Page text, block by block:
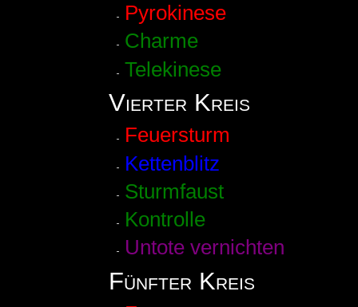
Pyrokinese
Charme
Telekinese
Vierter Kreis
Feuersturm
Kettenblitz
Sturmfaust
Kontrolle
Untote vernichten
Fünfter Kreis